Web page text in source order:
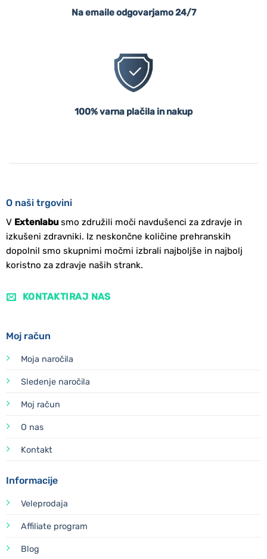
Na emaile odgovarjamo 24/7
100% varna plačila in nakup
O naši trgovini
V Extenlabusmo združili moči navdušenci za zdravje in
izkušeni zdravniki. Iz neskončne količine prehranskih
dopolnil smo skupnimi močmi izbrali najboljše in najbolj
koristno za zdravje naših strank.
KONTAKTIRAJ NAS
Moj račun
Moja naročila
Sledenje naročila
Moj račun
O nas
Kontakt
Informacije
Veleprodaja
Affiliate program
Blog